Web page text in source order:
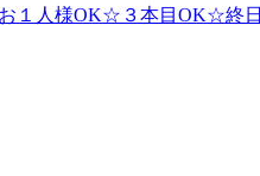
１人様OK☆３本目OK☆終日